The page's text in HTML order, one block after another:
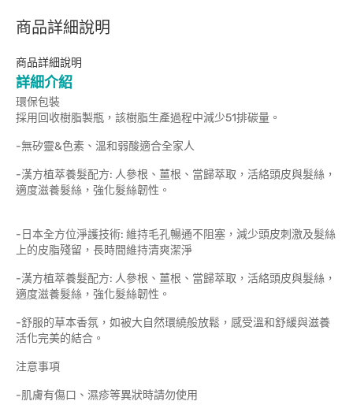
商品詳細說明
商品詳細說明
詳細介紹
環保包裝
採用回收樹脂製瓶，該樹脂生產過程中減少51排碳量。
-無矽靈&色素、溫和弱酸適合全家人
-漢方植萃養髮配方: 人參根、薑根、當歸萃取，活絡頭皮與髮絲，
適度滋養髮絲，強化髮絲韌性。
-日本全方位淨護技術: 維持毛孔暢通不阻塞，減少頭皮刺激及髮絲
上的皮脂殘留，長時間維持清爽潔淨
-漢方植萃養髮配方: 人參根、薑根、當歸萃取，活絡頭皮與髮絲，
適度滋養髮絲，強化髮絲韌性。
-舒服的草本香氛，如被大自然環繞般放鬆，感受溫和舒緩與滋養
活化完美的結合。
注意事項
-肌膚有傷口、濕疹等異狀時請勿使用